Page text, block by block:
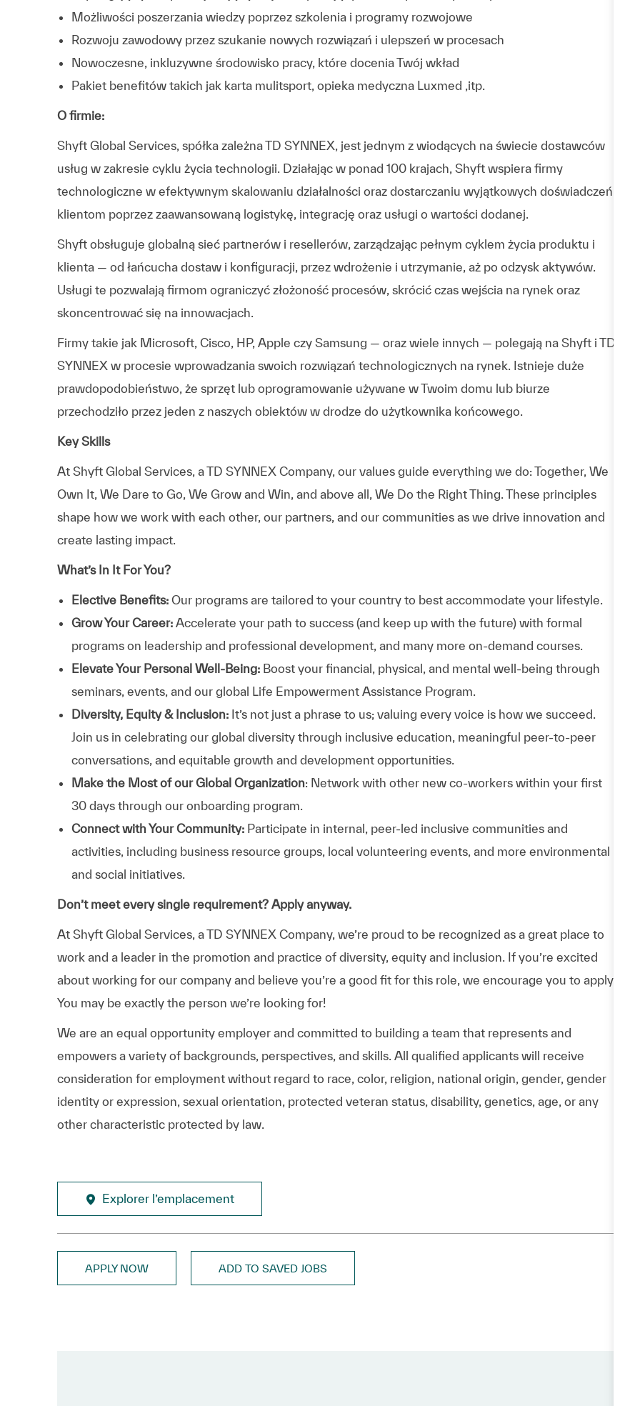
Możliwości poszerzania wiedzy poprzez szkolenia i programy rozwojowe
Rozwoju zawodowy przez szukanie nowych rozwiązań i ulepszeń w procesach
Nowoczesne, inkluzywne środowisko pracy, które docenia Twój wkład
Pakiet benefitów takich jak karta mulitsport, opieka medyczna Luxmed ,itp.
O firmie:
Shyft Global Services, spółka zależna TD SYNNEX, jest jednym z wiodących na świecie dostawców
usług w zakresie cyklu życia technologii. Działając w ponad 100 krajach, Shyft wspiera firmy
technologiczne w efektywnym skalowaniu działalności oraz dostarczaniu wyjątkowych doświadczeń
klientom poprzez zaawansowaną logistykę, integrację oraz usługi o wartości dodanej.
Shyft obsługuje globalną sieć partnerów i resellerów, zarządzając pełnym cyklem życia produktu i
klienta — od łańcucha dostaw i konfiguracji, przez wdrożenie i utrzymanie, aż po odzysk aktywów.
Usługi te pozwalają firmom ograniczyć złożoność procesów, skrócić czas wejścia na rynek oraz
skoncentrować się na innowacjach.
Firmy takie jak Microsoft, Cisco, HP, Apple czy Samsung — oraz wiele innych — polegają na Shyft i TD
SYNNEX w procesie wprowadzania swoich rozwiązań technologicznych na rynek. Istnieje duże
prawdopodobieństwo, że sprzęt lub oprogramowanie używane w Twoim domu lub biurze
przechodziło przez jeden z naszych obiektów w drodze do użytkownika końcowego.
Key Skills
At Shyft Global Services, a TD SYNNEX Company, our values guide everything we do: Together, We
Own It, We Dare to Go, We Grow and Win, and above all, We Do the Right Thing. These principles
shape how we work with each other, our partners, and our communities as we drive innovation and
create lasting impact.
What’s In It For You?
Elective Benefits: Our programs are tailored to your country to best accommodate your lifestyle.
Grow Your Career: Accelerate your path to success (and keep up with the future) with formal
programs on leadership and professional development, and many more on-demand courses.
Elevate Your Personal Well-Being: Boost your financial, physical, and mental well-being through
seminars, events, and our global Life Empowerment Assistance Program.
Diversity, Equity & Inclusion: It’s not just a phrase to us; valuing every voice is how we succeed.
Join us in celebrating our global diversity through inclusive education, meaningful peer-to-peer
conversations, and equitable growth and development opportunities.
Make the Most of our Global Organization: Network with other new co-workers within your first
30 days through our onboarding program.
Connect with Your Community: Participate in internal, peer-led inclusive communities and
activities, including business resource groups, local volunteering events, and more environmental
and social initiatives.
Don’t meet every single requirement? Apply anyway.
At Shyft Global Services, a TD SYNNEX Company, we’re proud to be recognized as a great place to
work and a leader in the promotion and practice of diversity, equity and inclusion. If you’re excited
about working for our company and believe you’re a good fit for this role, we encourage you to apply.
You may be exactly the person we’re looking for!
We are an equal opportunity employer and committed to building a team that represents and
empowers a variety of backgrounds, perspectives, and skills. All qualified applicants will receive
consideration for employment without regard to race, color, religion, national origin, gender, gender
identity or expression, sexual orientation, protected veteran status, disability, genetics, age, or any
other characteristic protected by law.
Explorer l’emplacement
APPLY NOW ADD TO SAVED JOBS